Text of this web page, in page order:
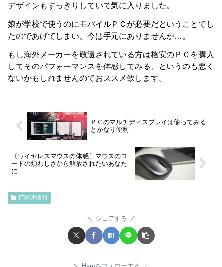
デザインもすっきりしていて気に入りました。
娘が学校で使うのにモバイルＰＣが必要だということでし
たのであげてしまい、今は手元にありませんが…。
もし海外メーカーを敬遠されている方は格安のＰＣを購入
してそのパフォーマンスを体感してみる、というのも悪く
ないかもしれませんのでおススメ致します。
ＰＣのマルチディスプレイは使ってみる
とかなり便利
〔ワイヤレスマウスの体感〕マウスのコ
ードの煩わしさから解放されたいあなた
に…
IT関連情報
シェアする